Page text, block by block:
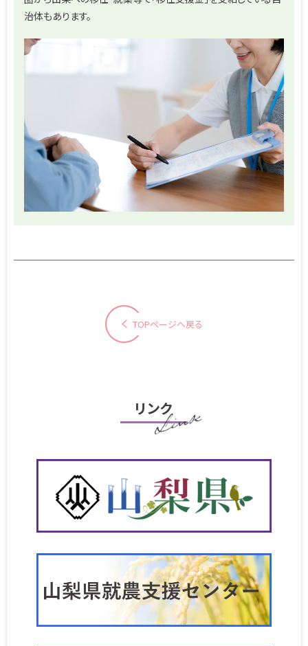
治体もあります。
TOPページへ戻る
リンク